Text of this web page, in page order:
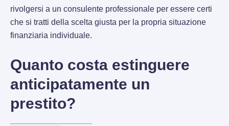
rivolgersi a un consulente professionale per essere certi
che si tratti della scelta giusta per la propria situazione
finanziaria individuale.
Quanto costa estinguere
anticipatamente un
prestito?